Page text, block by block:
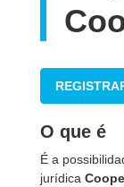
O que é
É a
jurídica